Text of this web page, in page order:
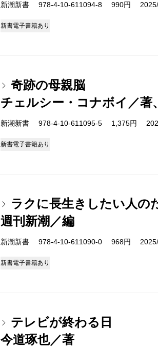
新潮新書 978-4-10-611094-8 990円 2025/
新書電子書籍あり
奇跡の母親脳
チェルシー・コナボイ／著
新潮新書 978-4-10-611095-5 1,375円
新書電子書籍あり
ラクに長生きしたい人
週刊新潮／編
新潮新書 978-4-10-611090-0 968円 2025/
新書電子書籍あり
テレビが終わる日
今道琢也／著